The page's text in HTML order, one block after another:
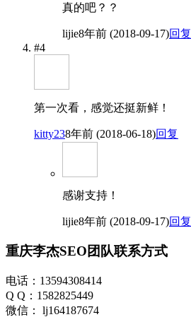
真的吧？？
lijie8年前 (2018-09-17)回复
#4
第一次看，感觉还挺新鲜！
kitty238年前 (2018-06-18)回复
感谢支持！
lijie8年前 (2018-09-17)回复
重庆李杰SEO团队联系方式
电话：13594308414
Q Q：1582825449
微信： lj164187674